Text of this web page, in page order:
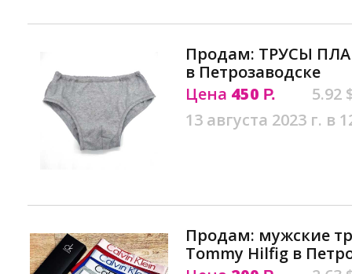
Продам: ТРУСЫ
в Петрозаводске
Цена 450 Р.
5.92
13 августа 2023 г. в
Продам: мужские
Tommy Hilfig в